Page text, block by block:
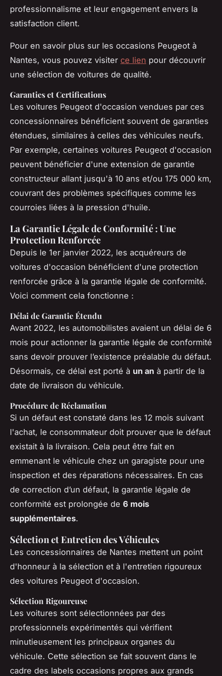
professionnalisme et leur engagement envers la
satisfaction client.
Pour en savoir plus sur les occasions Peugeot à
Nantes, vous pouvez visiter ce lien pour découvrir
une sélection de voitures de qualité.
Garanties et Certifications
Les voitures Peugeot d'occasion vendues par ces
concessionnaires bénéficient souvent de garanties
étendues, similaires à celles des véhicules neufs.
Par exemple, certaines voitures Peugeot d'occasion
peuvent bénéficier d'une extension de garantie
constructeur allant jusqu'à 10 ans et/ou 175 000 km,
couvrant des problèmes spécifiques comme les
courroies liées à la pression d'huile.
La Garantie Légale de Conformité : Une
Protection Renforcée
Depuis le 1er janvier 2022, les acquéreurs de
voitures d'occasion bénéficient d'une protection
renforcée grâce à la garantie légale de conformité.
Voici comment cela fonctionne :
Délai de Garantie Étendu
Avant 2022, les automobilistes avaient un délai de 6
mois pour actionner la garantie légale de conformité
sans devoir prouver l’existence préalable du défaut.
Désormais, ce délai est porté à un an à partir de la
date de livraison du véhicule.
Procédure de Réclamation
Si un défaut est constaté dans les 12 mois suivant
l'achat, le consommateur doit prouver que le défaut
existait à la livraison. Cela peut être fait en
emmenant le véhicule chez un garagiste pour une
inspection et des réparations nécessaires. En cas
de correction d’un défaut, la garantie légale de
conformité est prolongée de 6 mois
supplémentaires.
Sélection et Entretien des Véhicules
Les concessionnaires de Nantes mettent un point
d'honneur à la sélection et à l'entretien rigoureux
des voitures Peugeot d'occasion.
Sélection Rigoureuse
Les voitures sont sélectionnées par des
professionnels expérimentés qui vérifient
minutieusement les principaux organes du
véhicule. Cette sélection se fait souvent dans le
cadre des labels occasions propres aux grands